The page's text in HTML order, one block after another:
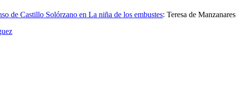
de Castillo Solórzano en La niña de los embustes: Teresa de Manzanares